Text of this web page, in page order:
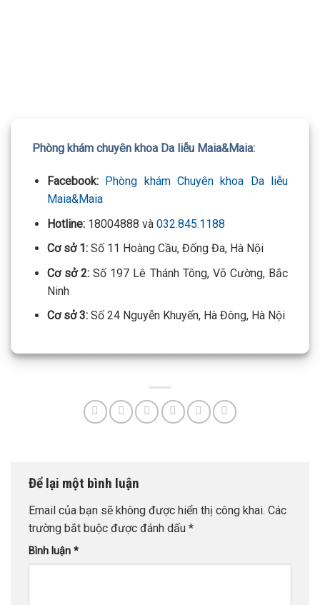
Phòng khám chuyên khoa Da liễu Maia&Maia:
Facebook: Phòng khám Chuyên khoa Da liễu
Maia&Maia
Hotline:18004888 và 032.845.1188
Cơ sở 1: Số 11 Hoàng Cầu, Đống Đa, Hà Nội
Cơ sở 2: Số 197 Lê Thánh Tông, Võ Cường, Bắc
Ninh
Cơ sở 3:Số 24 Nguyễn Khuyến, Hà Đông, Hà Nội
Để lại một bình luận
Email của bạn sẽ không được hiển thị công khai. Các
trường bắt buộc được đánh dấu *
Bình luận *